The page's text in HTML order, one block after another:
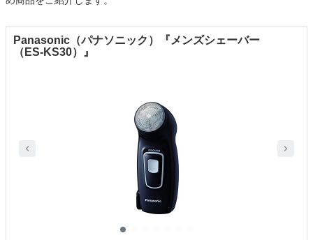
Panasonic（パナソニック）『メンズシェーバー
（ES-KS30）』